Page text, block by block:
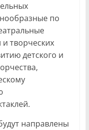
по
и творческих
детского и
направлены